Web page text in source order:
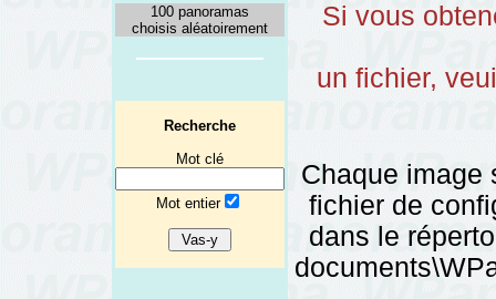
100 panoramas
choisis aléatoirement
Recherche
Mot clé
Mot entier
Si vous
un fichier,
Chaque
fichier de
dans le